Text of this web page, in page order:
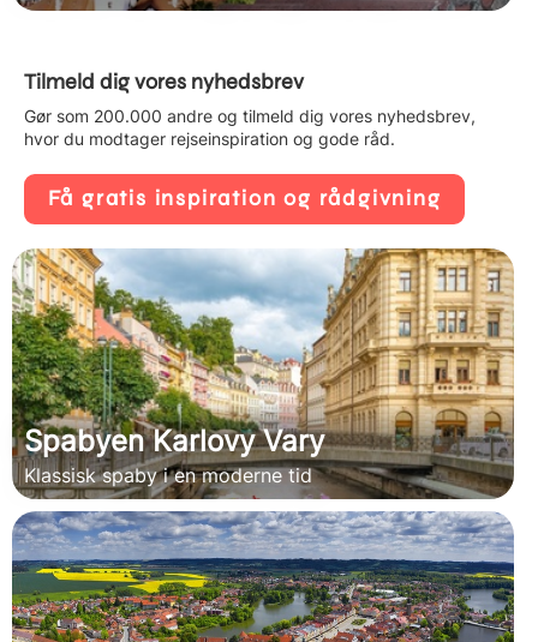
Tilmeld dig vores nyhedsbrev
Gør som 200.000 andre og tilmeld dig vores nyhedsbrev,
hvor du modtager rejseinspiration og gode råd.
Få gratis inspiration og rådgivning
Spabyen Karlovy Vary
Klassisk spaby i en moderne tid